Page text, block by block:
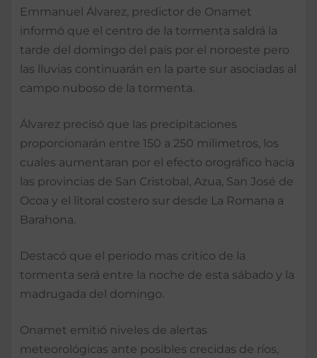
Emmanuel Álvarez, predictor de Onamet
informó que el centro de la tormenta saldrá la
tarde del domingo del país por el noroeste pero
las lluvias continuarán en la parte sur asociadas al
campo nuboso de la tormenta.
Álvarez precisó que las precipitaciones
proporcionarán entre 150 a 250 milimetros, los
cuales aumentaran por el efecto orográfico hacia
las provincias de San Cristobal, Azua, San José de
Ocoa y el litoral costero sur desde La Romana a
Barahona.
Destacó que el periodo mas critico de la
tormenta será entre la noche de esta sábado y la
madrugada del domingo.
Onamet emitió niveles de alertas
meteorológicas ante posibles crecidas de ríos,